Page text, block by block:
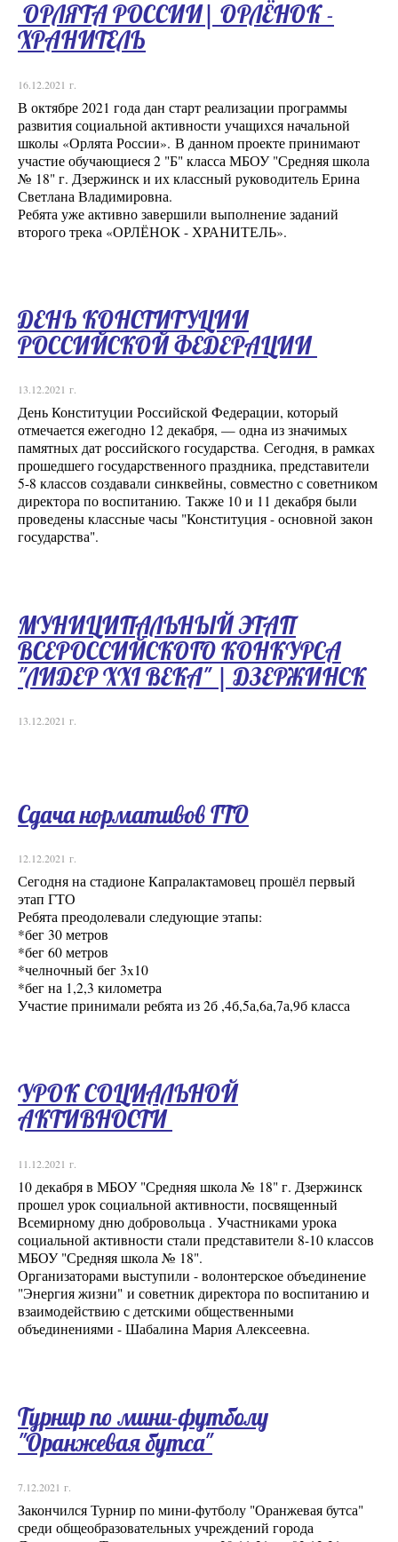
ОРЛЯТА РОССИИ| ОРЛЁНОК -
ХРАНИТЕЛЬ
16.12.2021 г.
В октябре 2021 года дан старт реализации программы
развития социальной активности учащихся начальной
школы «Орлята России». В данном проекте принимают
участие обучающиеся 2 "Б" класса МБОУ "Средняя школа
№ 18" г. Дзержинск и их классный руководитель Ерина
Светлана Владимировна.
Ребята уже активно завершили выполнение заданий
второго трека «ОРЛЁНОК - ХРАНИТЕЛЬ».
ДЕНЬ КОНСТИТУЦИИ
РОССИЙСКОЙ ФЕДЕРАЦИИ
13.12.2021 г.
День Конституции Российской Федерации, который
отмечается ежегодно 12 декабря, — одна из значимых
памятных дат российского государства. Сегодня, в рамках
прошедшего государственного праздника, представители
5-8 классов создавали синквейны, совместно с советником
директора по воспитанию. Также 10 и 11 декабря были
проведены классные часы "Конституция - основной закон
государства".
МУНИЦИПАЛЬНЫЙ ЭТАП
ВСЕРОССИЙСКОГО КОНКУРСА
"ЛИДЕР XXI ВЕКА" | ДЗЕРЖИНСК
13.12.2021 г.
Сдача нормативов ГТО
12.12.2021 г.
Сегодня на стадионе Капралактамовец прошёл первый
этап ГТО
Ребята преодолевали следующие этапы:
*бег 30 метров
*бег 60 метров
*челночный бег 3x10
*бег на 1,2,3 километра
Участие принимали ребята из 2б ,4б,5а,6а,7а,9б класса
УРОК СОЦИАЛЬНОЙ
АКТИВНОСТИ
11.12.2021 г.
10 декабря в МБОУ "Средняя школа № 18" г. Дзержинск
прошел урок социальной активности, посвященный
Всемирному дню добровольца . Участниками урока
социальной активности стали представители 8-10 классов
МБОУ "Средняя школа № 18".
Организаторами выступили - волонтерское объединение
"Энергия жизни" и советник директора по воспитанию и
взаимодействию с детскими общественными
объединениями - Шабалина Мария Алексеевна.
Турнир по мини-футболу
"Оранжевая бутса"
7.12.2021 г.
Закончился Турнир по мини-футболу "Оранжевая бутса"
среди общеобразовательных учреждений города